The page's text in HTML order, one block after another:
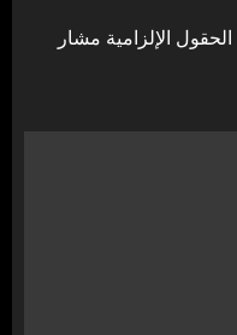
الحقول الإلزامية مشار